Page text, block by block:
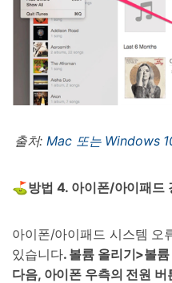
출처:Mac 또는 Windows
⛳방법 4. 아이폰/아이패드
아이폰/아이패드 시스템 오
있습니다. 볼륨 올리기>볼
다음, 아이폰 우측의 전원